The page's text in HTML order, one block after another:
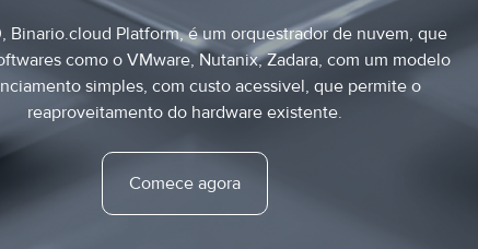
Binario.cloud Platform, é um orquestrador de nuvem, que
como o VMware, Nutanix, Zadara, com um modelo
simples, com custo acessivel, que permite o
reaproveitamento do hardware existente.
Comece agora